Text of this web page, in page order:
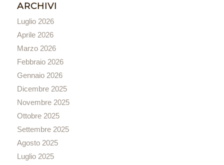
ARCHIVI
Luglio 2026
Aprile 2026
Marzo 2026
Febbraio 2026
Gennaio 2026
Dicembre 2025
Novembre 2025
Ottobre 2025
Settembre 2025
Agosto 2025
Luglio 2025